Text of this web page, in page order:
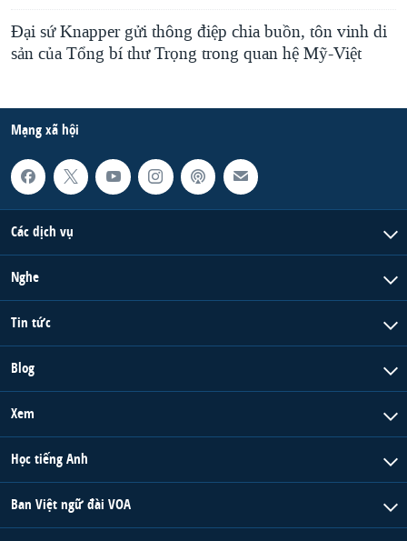
Đại sứ Knapper gửi thông điệp chia buồn, tôn vinh di
sản của Tổng bí thư Trọng trong quan hệ Mỹ-Việt
Mạng xã hội
Các dịch vụ
Nghe
Tin tức
Blog
Xem
Học tiếng Anh
Ban Việt ngữ đài VOA